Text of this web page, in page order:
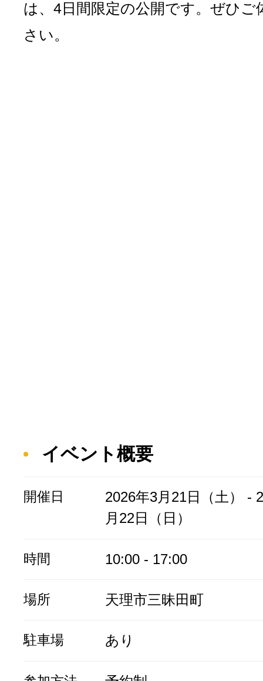
は、4日間限定の公開です。ぜひご
さい。
イベント概要
開催日
2026年3月21日（土） -
月22日（日）
時間 10:00 - 17:00
場所 天理市三昧田町
駐車場 あり